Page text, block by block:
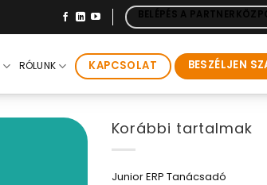
BELÉPÉS A
RÓLUNK KAPCSOLAT BESZÉLJEN
Korábbi tartalmak
Junior ERP Tanácsadó